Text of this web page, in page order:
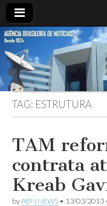
ABN
DE
DESDE
1924
TAG: ESTRUTURA
TAM
contrata
Kreab
byABN NEWS • 13/03/2013